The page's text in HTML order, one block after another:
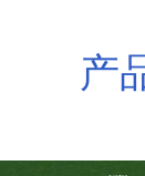
产